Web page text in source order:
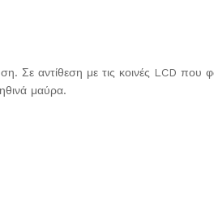
Σε αντίθεση με τις κοινές LCD που
μαύρα.